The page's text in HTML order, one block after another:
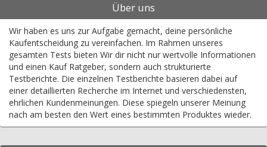
Über uns
Wir haben es uns zur Aufgabe gemacht, deine persönliche
Kaufentscheidung zu vereinfachen. Im Rahmen unseres
gesamten Tests bieten Wir dir nicht nur wertvolle Informationen
und einen Kauf Ratgeber, sondern auch strukturierte
Testberichte. Die einzelnen Testberichte basieren dabei auf
einer detaillierten Recherche im Internet und verschiedensten,
ehrlichen Kundenmeinungen. Diese spiegeln unserer Meinung
nach am besten den Wert eines bestimmten Produktes wieder.